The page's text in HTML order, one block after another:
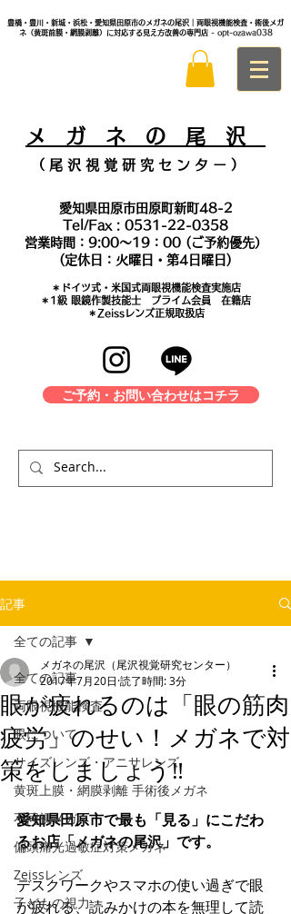
豊橋・豊川・新城・浜松・愛知県田原市のメガネの尾沢｜両眼視機能検査・術後メガ
ネ（黄斑前膜・網膜剥離）に対応する見え方改善の専門店 - opt-ozawa038
メ ガ ネ の 尾 沢
（ 尾 沢 視 覚 研 究 セ ン タ ー ）
愛知県田原市田原町新町48-2
Tel/Fax : 0531-22-0358
営業時間：9:00～19：00 (ご予約優先）
(定休日：火曜日・第4日曜日)
＊​ドイツ式・米国式両眼視機能検査実施店
​＊1級 眼鏡作製技能士 プライム会員 在籍店
＊Zeissレンズ正規取扱店
ご予約・お問い合わせはコチラ
記事
全ての記事
両眼視機能検査
眼について
サイズレンズ・アニサレンズ
黄斑上膜・網膜剥離 手術後メガネ
不同視メガネ
偏頭痛光過敏症対策メガネ
Zeissレンズ
子どもの視力
全ての記事
眼が疲れるのは「眼の筋肉
疲労」のせい！メガネで対
策をしましょう‼
メガネの尾沢（尾沢視覚研究センター）
2017年7月20日 読了時間: 3分
愛知県田原市で最も「見る」にこだわ
るお店「メガネの尾沢」です。
デスクワークやスマホの使い過ぎで眼
が疲れる、読みかけの本を無理して読